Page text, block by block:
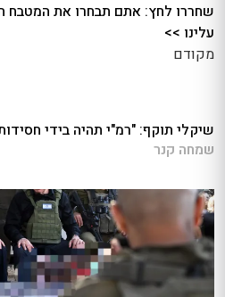
שחררו לחץ: אתם תבחרו את
עלינו >>
מקודם
שיקלי תוקף: "רמ"י תהיה בידי
שמחה קנר